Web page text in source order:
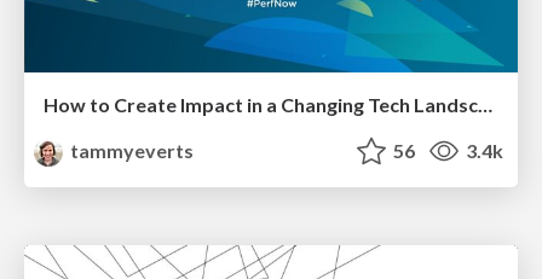
How to Create Impact in a Changing Tech Landscape [PerfNow 2023]
tammyeverts
56 3.4k